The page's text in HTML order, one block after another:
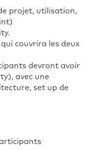
projet, utilisation,
couvrira les deux
devront avoir
avec une
set up de